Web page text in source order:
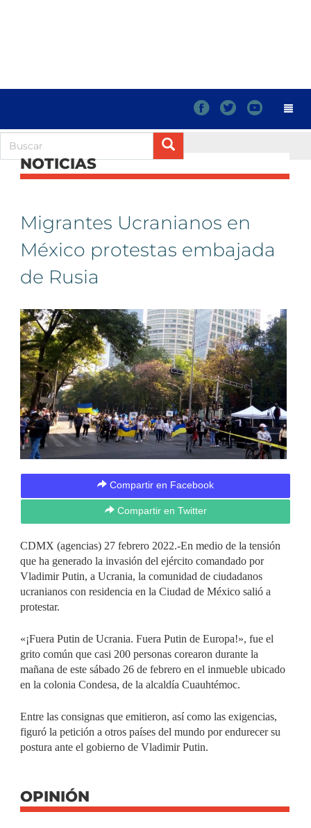
f t y
NOTICIAS
Migrantes Ucranianos en
México protestas embajada
de Rusia
Compartir en Facebook
Compartir en Twitter
CDMX (agencias) 27 febrero 2022.-En medio de la tensión
que ha generado la invasión del ejército comandado por
Vladimir Putin, a Ucrania, la comunidad de ciudadanos
ucranianos con residencia en la Ciudad de México salió a
protestar.
«¡Fuera Putin de Ucrania. Fuera Putin de Europa!», fue el
grito común que casi 200 personas corearon durante la
mañana de este sábado 26 de febrero en el inmueble ubicado
en la colonia Condesa, de la alcaldía Cuauhtémoc.
Entre las consignas que emitieron, así como las exigencias,
figuró la petición a otros países del mundo por endurecer su
postura ante el gobierno de Vladimir Putin.
OPINIÓN